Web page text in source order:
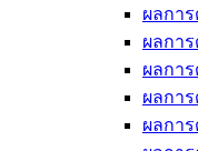
ผลกา
ผลกา
ผลการ
ผลกา
ผลกา